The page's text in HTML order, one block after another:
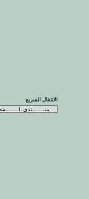
الانتقال السريع